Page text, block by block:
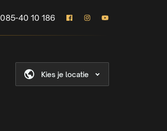
085-40 10 186
Kies je locatie